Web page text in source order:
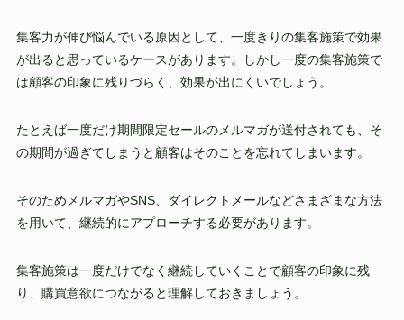
集客力が伸び悩んでいる原因として、一度きりの集客施策で効果
が出ると思っているケースがあります。しかし一度の集客施策で
は顧客の印象に残りづらく、効果が出にくいでしょう。
たとえば一度だけ期間限定セールのメルマガが送付されても、そ
の期間が過ぎてしまうと顧客はそのことを忘れてしまいます。
そのためメルマガやSNS、ダイレクトメールなどさまざまな方法
を用いて、継続的にアプローチする必要があります。
集客施策は一度だけでなく継続していくことで顧客の印象に残
り、購買意欲につながると理解しておきましょう。